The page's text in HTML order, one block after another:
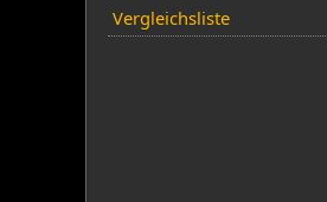
Vergleichsliste